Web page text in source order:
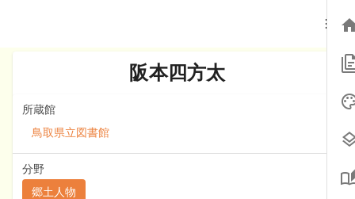
阪本四方太
所蔵館
鳥取県立図書館
分野
郷土人物